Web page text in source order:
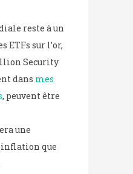
reste à un
ETFs sur l’or,
Security
dans mes
, peuvent être
une
que